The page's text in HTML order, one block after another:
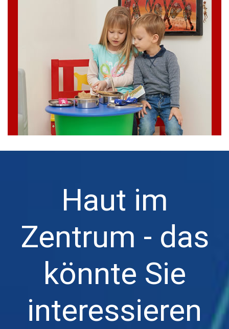
Haut im
Zentrum - das
könnte Sie
interessieren